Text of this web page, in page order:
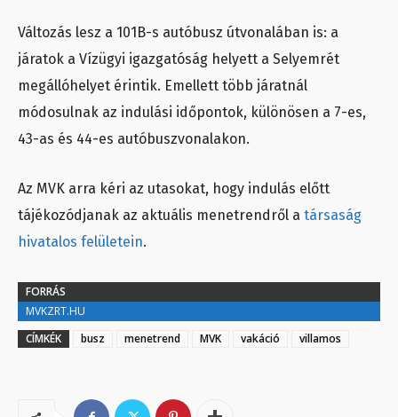
Változás lesz a 101B-s autóbusz útvonalában is: a
járatok a Vízügyi igazgatóság helyett a Selyemrét
megállóhelyet érintik. Emellett több járatnál
módosulnak az indulási időpontok, különösen a 7-es,
43-as és 44-es autóbuszvonalakon.
Az MVK arra kéri az utasokat, hogy indulás előtt
tájékozódjanak az aktuális menetrendről a társaság
hivatalos felületein.
FORRÁS
MVKZRT.HU
CÍMKÉK
busz menetrend MVK vakáció villamos